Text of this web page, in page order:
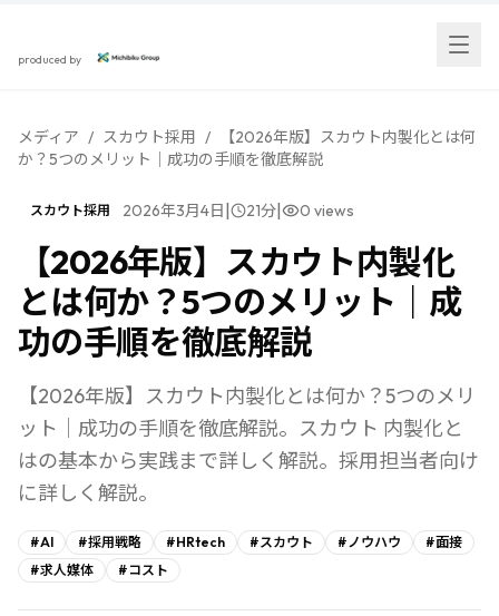
produced by
メディア / スカウト採用 /
【2026年版】スカウト内製化とは何
か？5つのメリット｜成功の手順を徹底解説
スカウト採用 2026年3月4日 21分 0 views
【2026年版】スカウト内製化
とは何か？5つのメリット｜成
功の手順を徹底解説
【2026年版】スカウト内製化とは何か？5つのメリ
ット｜成功の手順を徹底解説。スカウト 内製化と
はの基本から実践まで詳しく解説。採用担当者向け
に詳しく解説。
#AI #採用戦略 #HRtech #スカウト #ノウハウ #面接
#求人媒体 # コスト